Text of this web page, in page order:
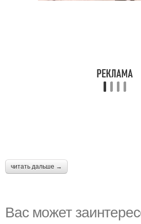
читать дальше →
Вас может